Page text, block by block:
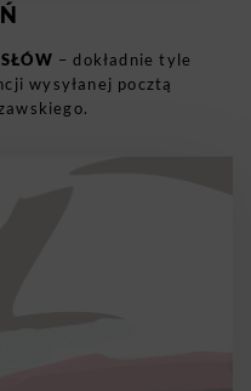
– dokładnie tyle
wysyłanej pocztą